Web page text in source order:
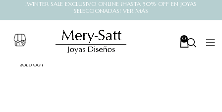
¡WINTER SALE EXCLUSIVO ONLINE ¡HASTA 50% OFF EN JOYAS
SELECCIONADAS! VER MÁS
0
SOLD OUT